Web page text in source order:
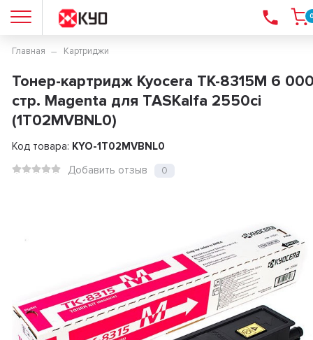
Главная Картриджи
Тонер-картридж Kyocera TK-8315M 6
стр. Magenta для TASKalfa 2550ci
(1T02MVBNL0)
Код товара: KYO-1T02MVBNL0
Добавить отзыв
0